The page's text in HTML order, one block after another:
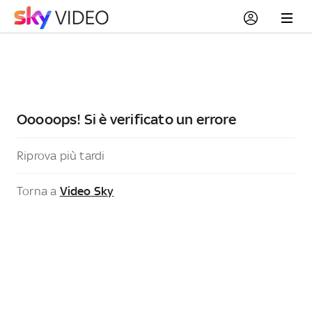
Ooooops! Si è verificato un errore
Riprova più tardi
Torna a Video Sky